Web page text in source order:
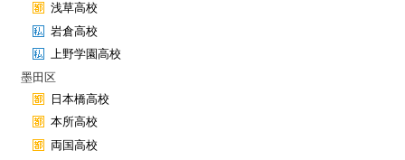
浅草高校
岩倉高校
上野学園高校
墨田区
日本橋高校
本所高校
両国高校